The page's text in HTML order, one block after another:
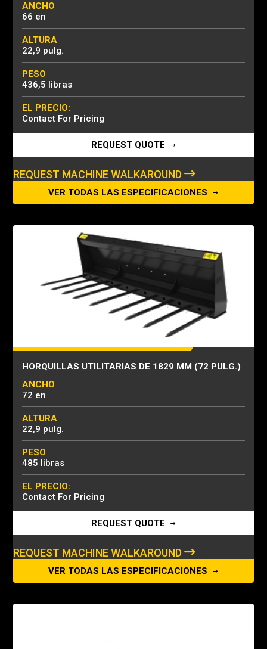
ANCHO
66 en
ALTURA
22,9 pulg.
PESO
436,5 libras
EL PRECIO:
Contact For Pricing
REQUEST QUOTE
REQUEST MACHINE WALKAROUND
VER TODAS LAS ESPECIFICACIONES
HORQUILLAS UTILITARIAS DE 1829 MM (72 PULG.)
ANCHO
72 en
ALTURA
22,9 pulg.
PESO
485 libras
EL PRECIO:
Contact For Pricing
REQUEST QUOTE
REQUEST MACHINE WALKAROUND
VER TODAS LAS ESPECIFICACIONES